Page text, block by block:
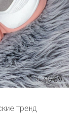
тренд